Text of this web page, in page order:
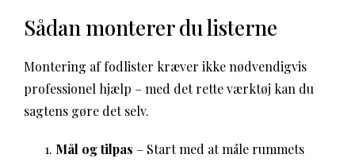
Sådan monterer du listerne
Montering af fodlister kræver ikke nødvendigvis
professionel hjælp – med det rette værktøj kan du
sagtens gøre det selv.
Mål og tilpas – Start med at måle rummets